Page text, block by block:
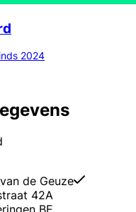
2024
de Geuze
42A